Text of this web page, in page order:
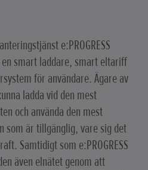
e:PROGRESS
smart laddare, smart eltariff
för användare. Ägare av
ladda vid den mest
och använda den mest
som är tillgänglig, vare sig det
Samtidigt som e:PROGRESS
även elnätet genom att